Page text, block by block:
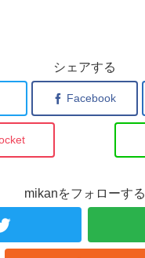
シェアする
Facebook
mikanをフォローする